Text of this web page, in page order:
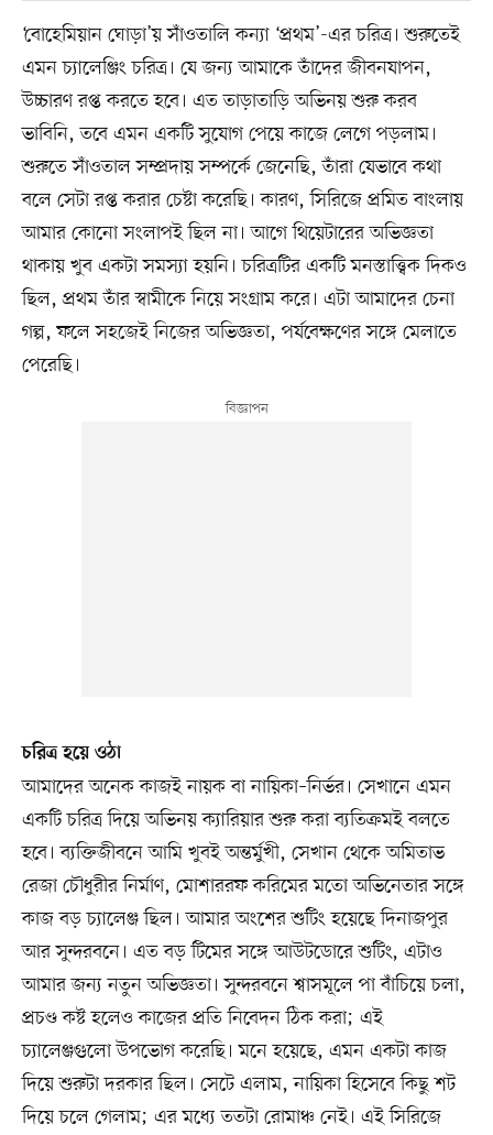
‘বোহেমিয়ান ঘোড়া’য় সাঁওতালি কন্যা ‘প্রথম’-এর চরিত্র। শুরুতেই
এমন চ্যালেঞ্জিং চরিত্র। যে জন্য আমাকে তাঁদের জীবনযাপন,
উচ্চারণ রপ্ত করতে হবে। এত তাড়াতাড়ি অভিনয় শুরু করব
ভাবিনি, তবে এমন একটি সুযোগ পেয়ে কাজে লেগে পড়লাম।
শুরুতে সাঁওতাল সম্প্রদায় সম্পর্কে জেনেছি, তাঁরা যেভাবে কথা
বলে সেটা রপ্ত করার চেষ্টা করেছি। কারণ, সিরিজে প্রমিত বাংলায়
আমার কোনো সংলাপই ছিল না। আগে থিয়েটারের অভিজ্ঞতা
থাকায় খুব একটা সমস্যা হয়নি। চরিত্রটির একটি মনস্তাত্ত্বিক দিকও
ছিল, প্রথম তাঁর স্বামীকে নিয়ে সংগ্রাম করে। এটা আমাদের চেনা
গল্প, ফলে সহজেই নিজের অভিজ্ঞতা, পর্যবেক্ষণের সঙ্গে মেলাতে
পেরেছি।
চরিত্র হয়ে ওঠা
আমাদের অনেক কাজই নায়ক বা নায়িকা–নির্ভর। সেখানে এমন
একটি চরিত্র দিয়ে অভিনয় ক্যারিয়ার শুরু করা ব্যতিক্রমই বলতে
হবে। ব্যক্তিজীবনে আমি খুবই অন্তর্মুখী, সেখান থেকে অমিতাভ
রেজা চৌধুরীর নির্মাণ, মোশাররফ করিমের মতো অভিনেতার সঙ্গে
কাজ বড় চ্যালেঞ্জ ছিল। আমার অংশের শুটিং হয়েছে দিনাজপুর
আর সুন্দরবনে। এত বড় টিমের সঙ্গে আউটডোরে শুটিং, এটাও
আমার জন্য নতুন অভিজ্ঞতা। সুন্দরবনে শ্বাসমূলে পা বাঁচিয়ে চলা,
প্রচণ্ড কষ্ট হলেও কাজের প্রতি নিবেদন ঠিক করা; এই
চ্যালেঞ্জগুলো উপভোগ করেছি। মনে হয়েছে, এমন একটা কাজ
দিয়ে শুরুটা দরকার ছিল। সেটে এলাম, নায়িকা হিসেবে কিছু শট
দিয়ে চলে গেলাম; এর মধ্যে ততটা রোমাঞ্চ নেই। এই সিরিজে